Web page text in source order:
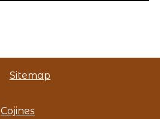
Sitemap
Cojines